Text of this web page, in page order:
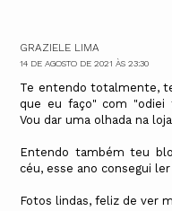
GRAZIELE LIMA
14 DE AGOSTO DE 2021 ÀS 23:30
Te entendo totalmente,
que eu faço" com "odiei
Vou dar uma olhada na
Entendo também teu
céu, esse ano consegui ler
Fotos lindas, feliz de ver